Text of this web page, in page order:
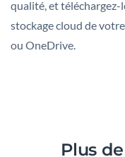
qualité, et téléchargez-
stockage cloud de
ou OneDrive.
Plus